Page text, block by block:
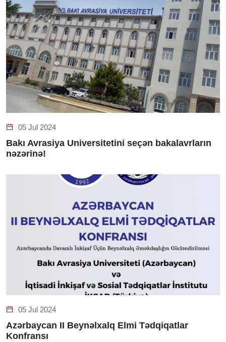
05 Jul 2024
Bakı Avrasiya Universitetini seçən bakalavrların
nəzərinə!
05 Jul 2024
Azərbaycan II Beynəlxalq Elmi Tədqiqatlar
Konfransı